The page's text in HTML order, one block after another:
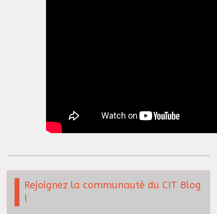
Rejoignez la communauté du CIT Blog
!